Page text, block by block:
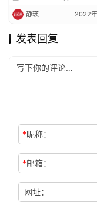
静瑛 2022
发表回复
*昵称：
*邮箱：
网址：